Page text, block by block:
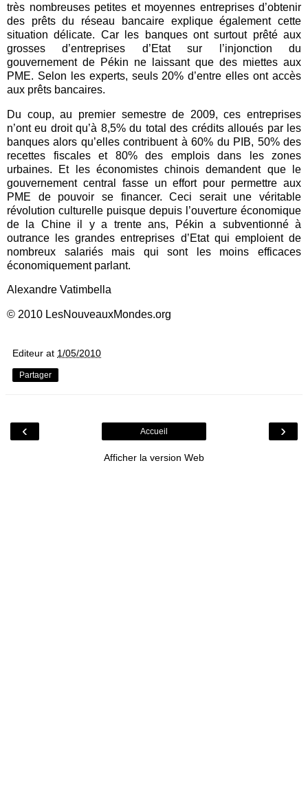
très nombreuses petites et moyennes entreprises d’obtenir
des prêts du réseau bancaire explique également cette
situation délicate. Car les banques ont surtout prêté aux
grosses d’entreprises d’Etat sur l’injonction du
gouvernement de Pékin ne laissant que des miettes aux
PME. Selon les experts, seuls 20% d’entre elles ont accès
aux prêts bancaires.
Du coup, au premier semestre de 2009, ces entreprises
n’ont eu droit qu’à 8,5% du total des crédits alloués par les
banques alors qu’elles contribuent à 60% du PIB, 50% des
recettes fiscales et 80% des emplois dans les zones
urbaines. Et les économistes chinois demandent que le
gouvernement central fasse un effort pour permettre aux
PME de pouvoir se financer. Ceci serait une véritable
révolution culturelle puisque depuis l’ouverture économique
de la Chine il y a trente ans, Pékin a subventionné à
outrance les grandes entreprises d’Etat qui emploient de
nombreux salariés mais qui sont les moins efficaces
économiquement parlant.
Alexandre Vatimbella
© 2010 LesNouveauxMondes.org
Editeur at 1/05/2010
Partager
‹ ›
Accueil
Afficher la version Web